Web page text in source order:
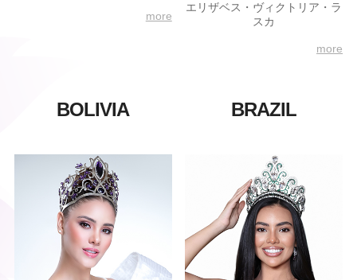
more
エリザベス・ヴィクトリア・ラ
スカ
more
BOLIVIA BRAZIL